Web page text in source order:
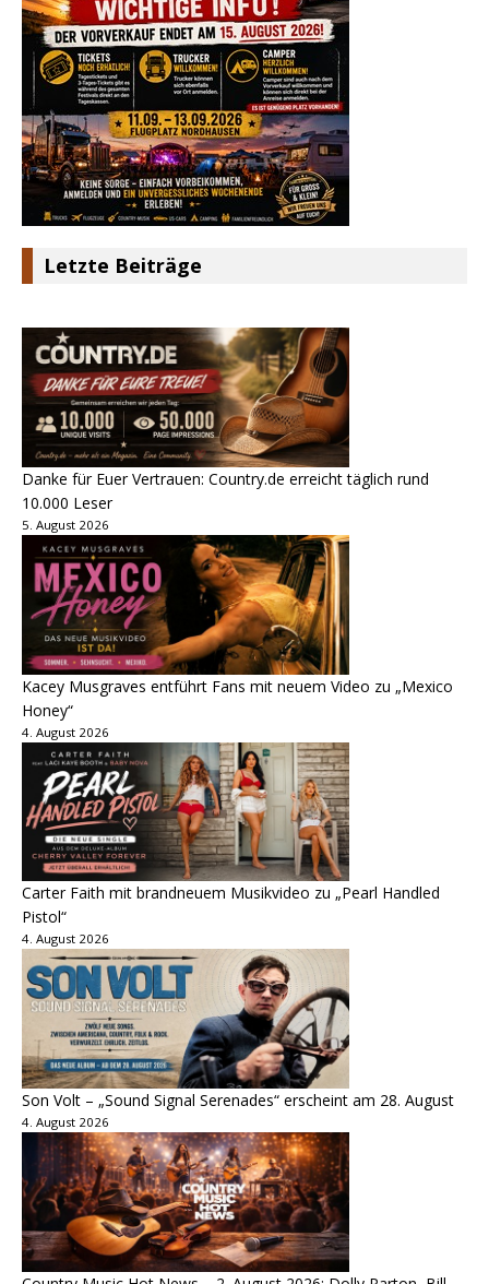
Letzte Beiträge
Danke für Euer Vertrauen: Country.de erreicht täglich rund
10.000 Leser
5. August 2026
Kacey Musgraves entführt Fans mit neuem Video zu „Mexico
Honey“
4. August 2026
Carter Faith mit brandneuem Musikvideo zu „Pearl Handled
Pistol“
4. August 2026
Son Volt – „Sound Signal Serenades“ erscheint am 28. August
4. August 2026